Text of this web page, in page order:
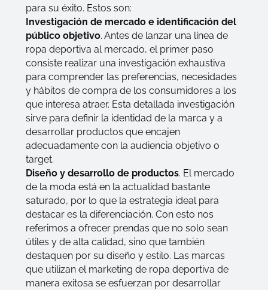
para su éxito. Estos son:
Investigación de mercado e identificación del
público objetivo. Antes de lanzar una línea de
ropa deportiva al mercado, el primer paso
consiste realizar una investigación exhaustiva
para comprender las preferencias, necesidades
y hábitos de compra de los consumidores a los
que interesa atraer. Esta detallada investigación
sirve para definir la identidad de la marca y a
desarrollar productos que encajen
adecuadamente con la audiencia objetivo o
target.
Diseño y desarrollo de productos. El mercado
de la moda está en la actualidad bastante
saturado, por lo que la estrategia ideal para
destacar es la diferenciación. Con esto nos
referimos a ofrecer prendas que no solo sean
útiles y de alta calidad, sino que también
destaquen por su diseño y estilo. Las marcas
que utilizan el marketing de ropa deportiva de
manera exitosa se esfuerzan por desarrollar